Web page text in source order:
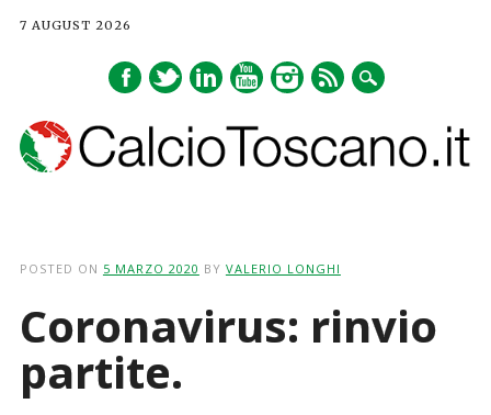
7 AUGUST 2026
POSTED ON 5 MARZO 2020 BY VALERIO LONGHI
Coronavirus: rinvio
partite.